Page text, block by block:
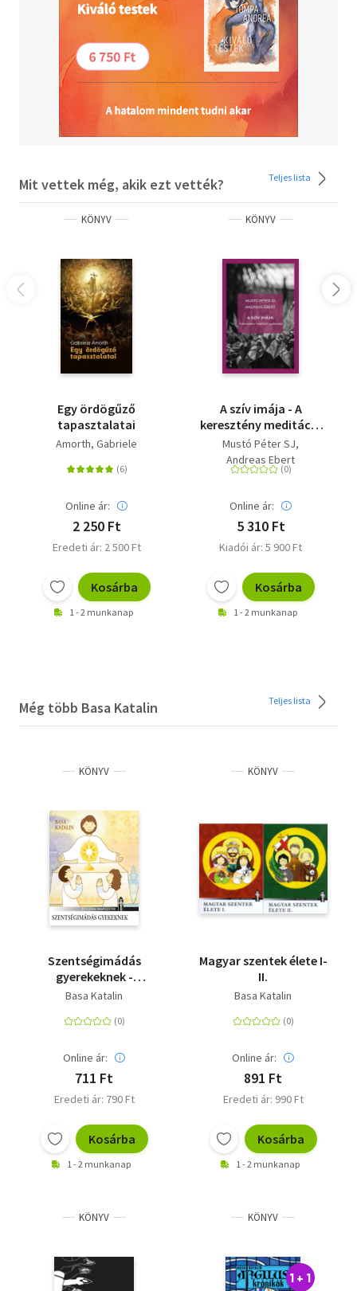
Mit vettek még, akik ezt vették? Teljes lista
KÖNYV
Egy ördögűző
tapasztalatai
Amorth, Gabriele
Online ár:
2 250 Ft
Eredeti ár: 2 500 Ft
Kosárba
1 - 2 munkanap
KÖNYV
A szív imája - A
keresztény meditáció
gyakorlata
Mustó Péter SJ
Andreas Ebert
Online ár:
5 310 Ft
Kiadói ár: 5 900 Ft
Kosárba
1 - 2 munkanap
Még több Basa Katalin Teljes lista
KÖNYV
Szentségimádás
gyerekeknek -
Gyermekek
imafüzete
Basa Katalin
Online ár:
711 Ft
Eredeti ár: 790 Ft
Kosárba
1 - 2 munkanap
KÖNYV
Magyar szentek élete I-
II.
Basa Katalin
Online ár:
891 Ft
Eredeti ár: 990 Ft
Kosárba
1 - 2 munkanap
KÖNYV KÖNYV
1 + 1